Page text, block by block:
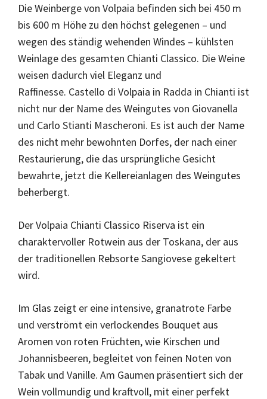
Die Weinberge von Volpaia befinden sich bei 450 m
bis 600 m Höhe zu den höchst gelegenen – und
wegen des ständig wehenden Windes – kühlsten
Weinlage des gesamten Chianti Classico. Die Weine
weisen dadurch viel Eleganz und
Raffinesse. Castello di Volpaia in Radda in Chianti ist
nicht nur der Name des Weingutes von Giovanella
und Carlo Stianti Mascheroni. Es ist auch der Name
des nicht mehr bewohnten Dorfes, der nach einer
Restaurierung, die das ursprüngliche Gesicht
bewahrte, jetzt die Kellereianlagen des Weingutes
beherbergt.
Der Volpaia Chianti Classico Riserva ist ein
charaktervoller Rotwein aus der Toskana, der aus
der traditionellen Rebsorte Sangiovese gekeltert
wird.
Im Glas zeigt er eine intensive, granatrote Farbe
und verströmt ein verlockendes Bouquet aus
Aromen von roten Früchten, wie Kirschen und
Johannisbeeren, begleitet von feinen Noten von
Tabak und Vanille. Am Gaumen präsentiert sich der
Wein vollmundig und kraftvoll, mit einer perfekt